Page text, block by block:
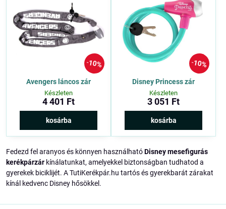
10%
Avengers láncos zár
Készleten
4 401 Ft
kosárba
10%
Disney Princess zár
Készleten
3 051 Ft
kosárba
Fedezd fel aranyos és könnyen használhatóDisney mesefigurás
kerékpárzár kínálatunkat, amelyekkel biztonságban tudhatod a
gyerekek biciklijét. A TutiKerékpár.hu tartós és gyerekbarát zárakat
kínál kedvenc Disney hősökkel.